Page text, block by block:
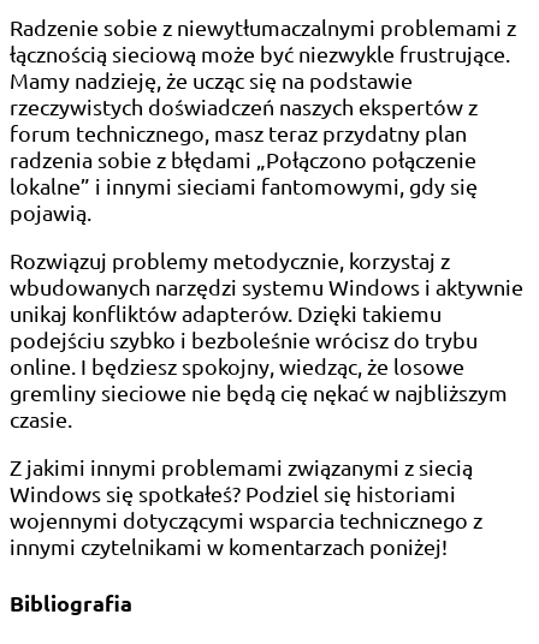
Radzenie sobie z niewytłumaczalnymi problemami z
łącznością sieciową może być niezwykle frustrujące.
Mamy nadzieję, że ucząc się na podstawie
rzeczywistych doświadczeń naszych ekspertów z
forum technicznego, masz teraz przydatny plan
radzenia sobie z błędami „Połączono połączenie
lokalne” i innymi sieciami fantomowymi, gdy się
pojawią.
Rozwiązuj problemy metodycznie, korzystaj z
wbudowanych narzędzi systemu Windows i aktywnie
unikaj konfliktów adapterów. Dzięki takiemu
podejściu szybko i bezboleśnie wrócisz do trybu
online. I będziesz spokojny, wiedząc, że losowe
gremliny sieciowe nie będą cię nękać w najbliższym
czasie.
Z jakimi innymi problemami związanymi z siecią
Windows się spotkałeś? Podziel się historiami
wojennymi dotyczącymi wsparcia technicznego z
innymi czytelnikami w komentarzach poniżej!
Bibliografia